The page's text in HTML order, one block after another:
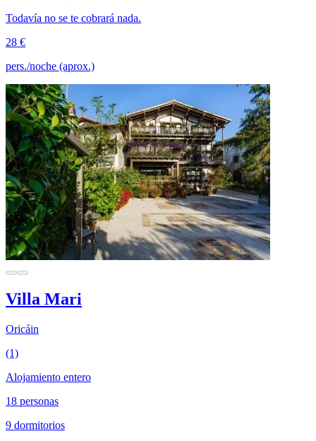
Todavía no se te cobrará nada.
28 €
pers./noche (aprox.)
Villa Mari
Oricáin
(1)
Alojamiento entero
18 personas
9 dormitorios